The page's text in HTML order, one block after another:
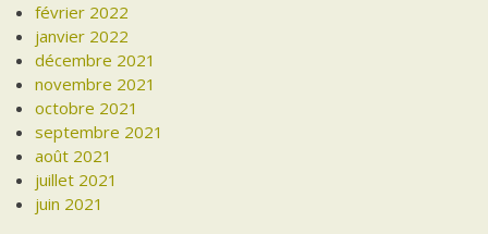
février 2022
janvier 2022
décembre 2021
novembre 2021
octobre 2021
septembre 2021
août 2021
juillet 2021
juin 2021